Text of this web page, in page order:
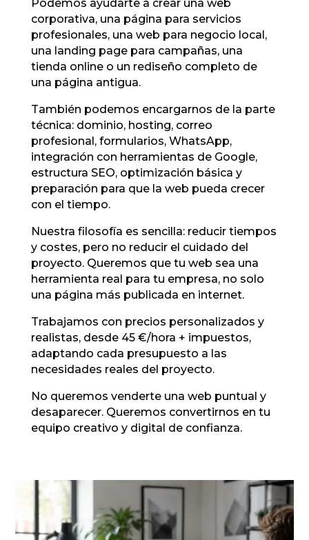
Podemos ayudarte a crear una web
corporativa, una página para servicios
profesionales, una web para negocio local,
una landing page para campañas, una
tienda online o un rediseño completo de
una página antigua.
También podemos encargarnos de la parte
técnica: dominio, hosting, correo
profesional, formularios, WhatsApp,
integración con herramientas de Google,
estructura SEO, optimización básica y
preparación para que la web pueda crecer
con el tiempo.
Nuestra filosofía es sencilla: reducir tiempos
y costes, pero no reducir el cuidado del
proyecto. Queremos que tu web sea una
herramienta real para tu empresa, no solo
una página más publicada en internet.
Trabajamos con precios personalizados y
realistas, desde 45 €/hora + impuestos,
adaptando cada presupuesto a las
necesidades reales del proyecto.
No queremos venderte una web puntual y
desaparecer. Queremos convertirnos en tu
equipo creativo y digital de confianza.